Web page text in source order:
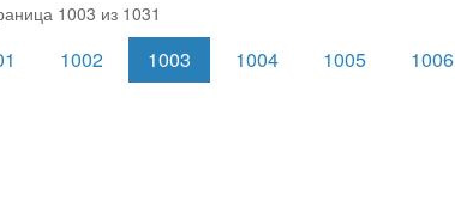
1003 из 1031
1002 1003 1004 1005 1006